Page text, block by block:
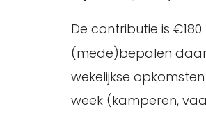
De contributie is
(mede)bepalen
wekelijkse
week (kamperen,